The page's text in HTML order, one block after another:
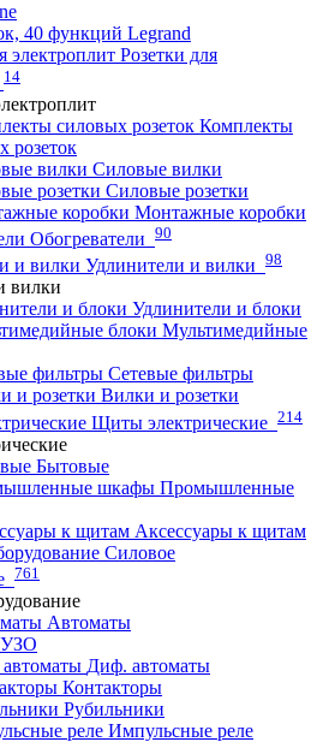
40 функций Legrand
Розетки для
14
Комплекты
розеток
Силовые вилки
Силовые розетки
Монтажные коробки
Обогреватели 90
Удлинители и вилки 98
вилки
Удлинители и блоки
Мультимедийные
Сетевые фильтры
Вилки и розетки
Щиты электрические 214
Бытовые
Промышленные
Аксессуары к щитам
Силовое
761
Автоматы
УЗО
Диф. автоматы
Контакторы
Рубильники
Импульсные реле